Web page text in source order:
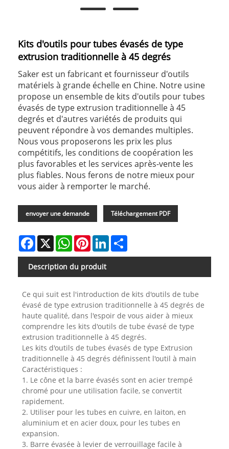
Kits d'outils pour tubes évasés de type
extrusion traditionnelle à 45 degrés
Saker est un fabricant et fournisseur d'outils
matériels à grande échelle en Chine. Notre usine
propose un ensemble de kits d'outils pour tubes
évasés de type extrusion traditionnelle à 45
degrés et d'autres variétés de produits qui
peuvent répondre à vos demandes multiples.
Nous vous proposerons les prix les plus
compétitifs, les conditions de coopération les
plus favorables et les services après-vente les
plus fiables. Nous ferons de notre mieux pour
vous aider à remporter le marché.
envoyer une demande Téléchargement PDF
Facebook
X WhatsAppPinterestLinkedIn
Description du produit
Ce qui suit est l'introduction de kits d'outils de tube
évasé de type extrusion traditionnelle à 45 degrés de
haute qualité, dans l'espoir de vous aider à mieux
comprendre les kits d'outils de tube évasé de type
extrusion traditionnelle à 45 degrés.
Les kits d'outils de tubes évasés de type Extrusion
traditionnelle à 45 degrés définissent l'outil à main
Caractéristiques :
1. Le cône et la barre évasés sont en acier trempé
chromé pour une utilisation facile, se convertit
rapidement.
2. Utiliser pour les tubes en cuivre, en laiton, en
aluminium et en acier doux, pour les tubes en
expansion.
3. Barre évasée à levier de verrouillage facile à